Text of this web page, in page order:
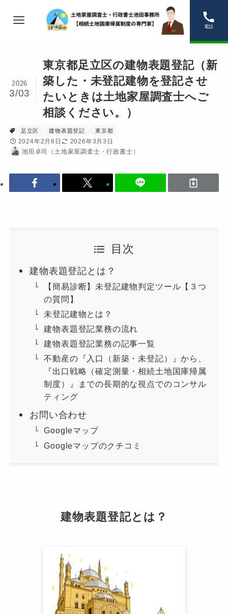
電話
東京都足立区の建物表題登記（新
築した・未登記建物を登記させ
たいときは土地家屋調査士へご
相談ください。）
2026
3/03
足立区 建物表題登記 東京都
2024年2月8日
2026年3月3日
池田卓司（土地家屋調査士・行政書士）
目次
建物表題登記とは？
【簡易診断】未登記建物判定ツール【３つ
の質問】
未登記建物とは？
建物表題登記業務の流れ
建物表題登記業務の記事一覧
不動産の『入口（新築・未登記）』から、
『出口戦略（確定測量・相続土地国庫帰属
制度）』までの長期的な視点でのコンサル
ティング
お問い合わせ
Googleマップ
Googleマップのクチコミ
建物表題登記とは？